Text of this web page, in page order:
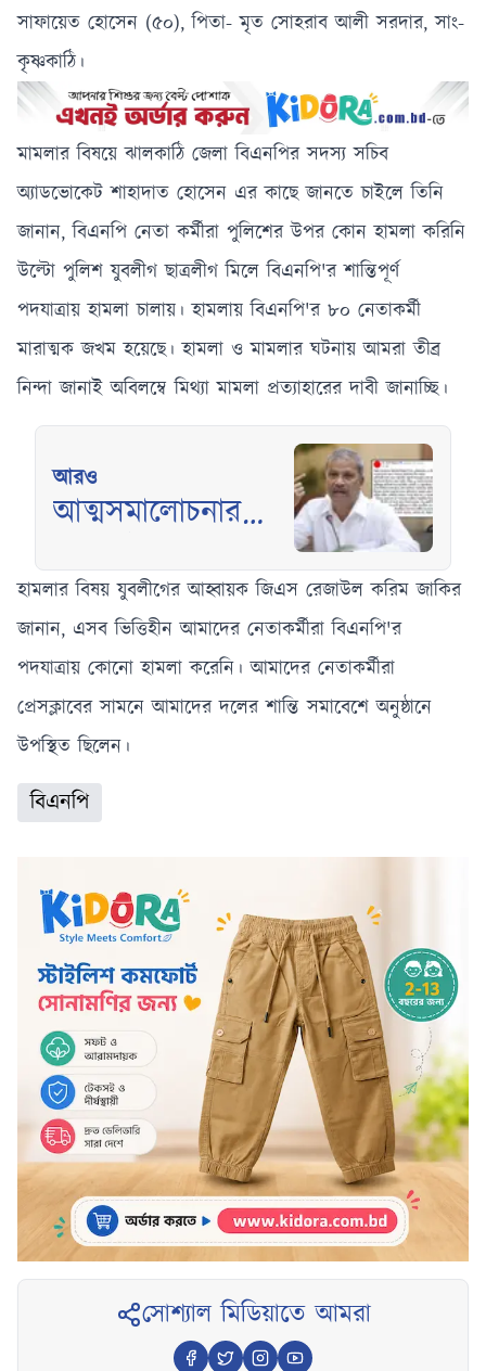
সাফায়েত হোসেন (৫০), পিতা- মৃত সোহরাব আলী সরদার, সাং-
কৃষ্ণকাঠি।
মামলার বিষয়ে ঝালকাঠি জেলা বিএনপির সদস্য সচিব
অ্যাডভোকেট শাহাদাত হোসেন এর কাছে জানতে চাইলে তিনি
জানান, বিএনপি নেতা কর্মীরা পুলিশের উপর কোন হামলা করিনি
উল্টো পুলিশ যুবলীগ ছাত্রলীগ মিলে বিএনপি'র শান্তিপূর্ণ
পদযাত্রায় হামলা চালায়। হামলায় বিএনপি'র ৮০ নেতাকর্মী
মারাত্মক জখম হয়েছে। হামলা ও মামলার ঘটনায় আমরা তীব্র
নিন্দা জানাই অবিলম্বে মিথ্যা মামলা প্রত্যাহারের দাবী জানাচ্ছি।
আরও
আত্মসমালোচনার
আওয়ামী লীগের
পতন: আসিফ
নজরুল
হামলার বিষয় যুবলীগের আহ্বায়ক জিএস রেজাউল করিম জাকির
জানান, এসব ভিত্তিহীন আমাদের নেতাকর্মীরা বিএনপি'র
পদযাত্রায় কোনো হামলা করেনি। আমাদের নেতাকর্মীরা
প্রেসক্লাবের সামনে আমাদের দলের শান্তি সমাবেশে অনুষ্ঠানে
উপস্থিত ছিলেন।
বিএনপি
সোশ্যাল মিডিয়াতে আমরা